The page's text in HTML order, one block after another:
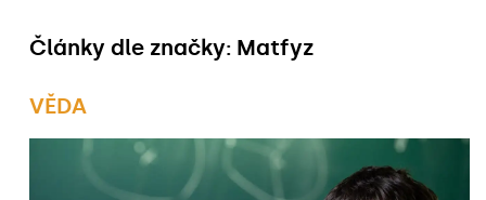
Články dle značky: Matfyz
VĚDA